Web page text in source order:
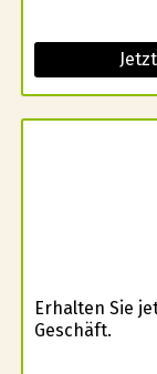
Erhalten Sie
Geschäft.